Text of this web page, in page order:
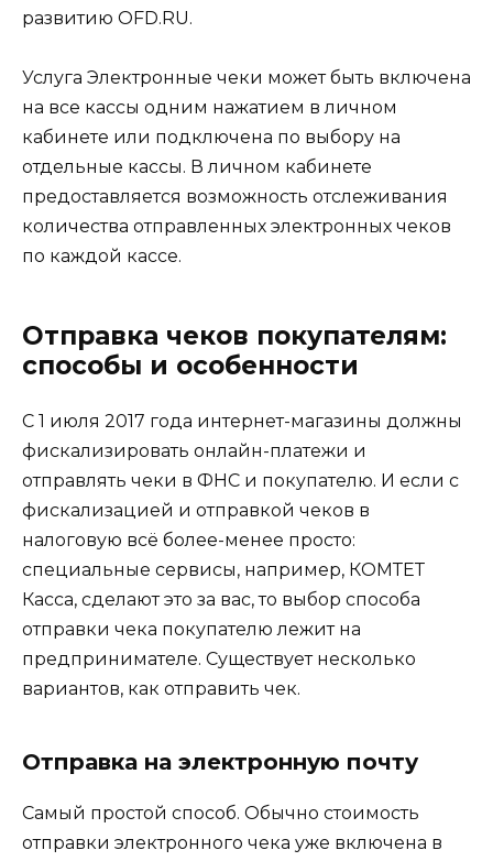
развитию OFD.RU.
Услуга Электронные чеки может быть включена
на все кассы одним нажатием в личном
кабинете или подключена по выбору на
отдельные кассы. В личном кабинете
предоставляется возможность отслеживания
количества отправленных электронных чеков
по каждой кассе.
Отправка чеков покупателям:
способы и особенности
С 1 июля 2017 года интернет-магазины должны
фискализировать онлайн-платежи и
отправлять чеки в ФНС и покупателю. И если с
фискализацией и отправкой чеков в
налоговую всё более-менее просто:
специальные сервисы, например, КОМТЕТ
Касса, сделают это за вас, то выбор способа
отправки чека покупателю лежит на
предпринимателе. Существует несколько
вариантов, как отправить чек.
Отправка на электронную почту
Самый простой способ. Обычно стоимость
отправки электронного чека уже включена в